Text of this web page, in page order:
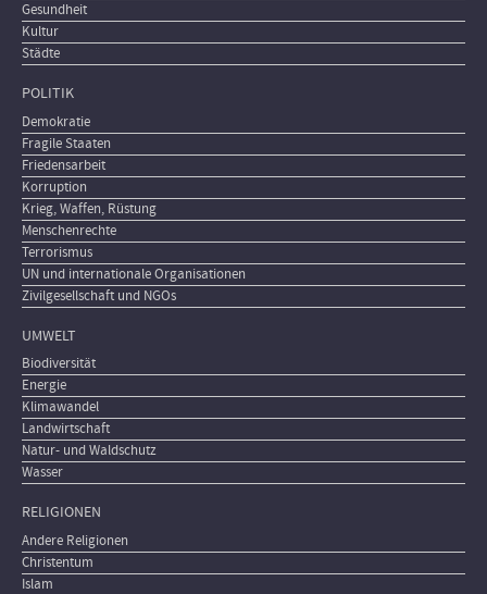
Gesundheit
Kultur
Städte
POLITIK
Demokratie
Fragile Staaten
Friedensarbeit
Korruption
Krieg, Waffen, Rüstung
Menschenrechte
Terrorismus
UN und internationale Organisationen
Zivilgesellschaft und NGOs
UMWELT
Biodiversität
Energie
Klimawandel
Landwirtschaft
Natur- und Waldschutz
Wasser
RELIGIONEN
Andere Religionen
Christentum
Islam